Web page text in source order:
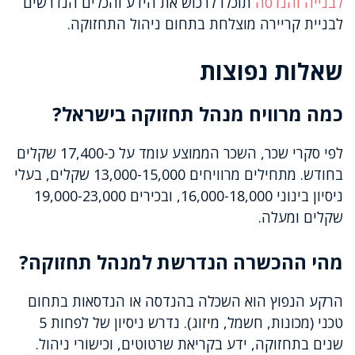
לבניית קריירה מוצלחת בתחום ניהול התחזוקה.
שאלות נפוצות
כמה מרוויח מנהל תחזוקה בישראל?
לפי סקרי שכר, השכר הממוצע עומד על כ-17,400 שקלים
בחודש. מתחילים מרוויחים 13,000-15,000 שקלים, בעלי
ניסיון בינוני 16,000-18,000, ובכירים 19,000-23,000
שקלים ומעלה.
מהי ההכשרה הנדרשת למנהל תחזוקה?
הרקע הנפוץ הוא השכלה בהנדסה או הנדסאות בתחום
טכני (מכונות, חשמל, מיזוג). נדרש ניסיון של לפחות 5
שנים בתחזוקה, ידע בקריאת שרטוטים, וכישורי ניהול.